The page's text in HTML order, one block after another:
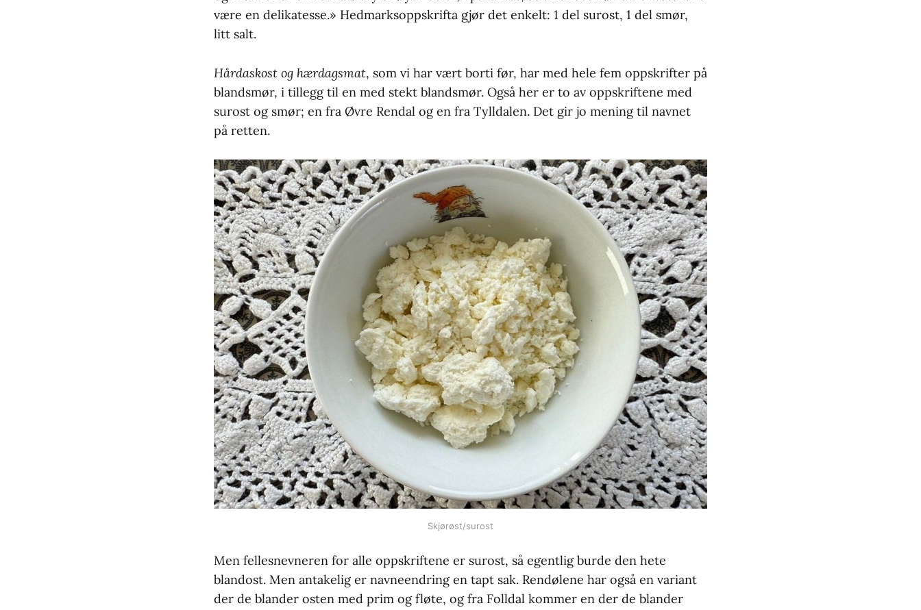
være en delikatesse.» Hedmarksoppskrifta gjør det enkelt: 1 del surost, 1 del smør,
litt salt.
Hårdaskost og hærdagsmat, som vi har vært borti før, har med hele fem oppskrifter på
blandsmør, i tillegg til en med stekt blandsmør. Også her er to av oppskriftene med
surost og smør; en fra Øvre Rendal og en fra Tylldalen. Det gir jo mening til navnet
på retten.
Skjørøst/surost
Men fellesnevneren for alle oppskriftene er surost, så egentlig burde den hete
blandost. Men antakelig er navneendring en tapt sak. Rendølene har også en variant
der de blander osten med prim og fløte, og fra Folldal kommer en der de blander